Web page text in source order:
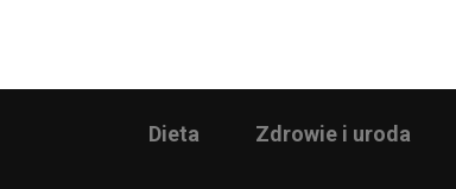
Dieta Zdrowie i uroda